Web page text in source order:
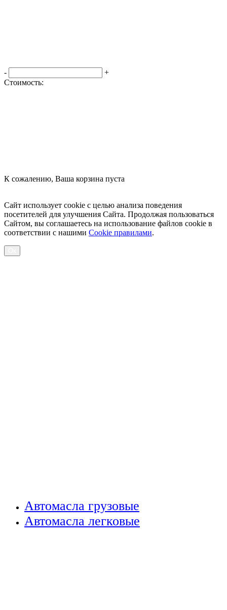
-
+
Стоимость:
К сожалению, Ваша корзина пуста
Сайт использует cookie с целью анализа поведения
посетителей для улучшения Сайта. Продолжая пользоваться
Сайтом, вы соглашаетесь на использование файлов cookie в
соответствии с нашими Cookiе правилами.
Автомасла грузовые
Автомасла легковые